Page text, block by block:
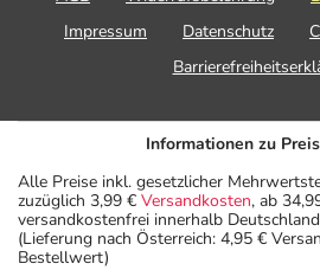
- Dieses Arzneimittel enthält
Umständen als Dopingstoffe
können. Fragen Sie dazu Ihren
Carboxymethylcellulose mit der E-
ähnliche Stoffe!
- Vorsicht bei Allergie gegen
Stoffe!
Impressum
Datenschutz
Informationen zu
Alle Preise inkl. gesetzlicher
zuzüglich 3,99 € Versandkosten, ab
versandkostenfrei innerhalb
(Lieferung nach Österreich: 4,95 €
Bestellwert)